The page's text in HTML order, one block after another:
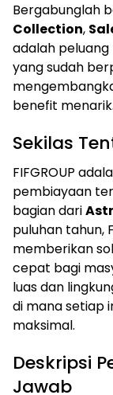
Bergabunglah
Collection,
adalah
yang sudah
benefit menarik.
Sekilas
FIFGROUP
pembiayaan
bagian dari
puluhan tahun,
memberikan
cepat bagi
luas dan
di mana setiap
maksimal.
Deskripsi
Jawab